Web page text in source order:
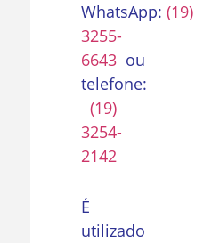
WhatsApp:(19)
3255-
6643 ou
telefone:
(19)
3254-
2142
É
utilizado